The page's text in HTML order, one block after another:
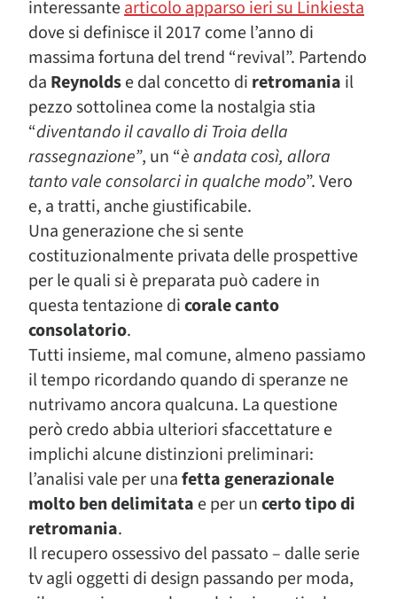
interessantearticolo apparso ieri su Linkiesta
dove si definisce il 2017 come l’anno di
massima fortuna del trend “revival”. Partendo
da Reynoldse dal concetto di retromania il
pezzo sottolinea come la nostalgia stia
“diventando il cavallo di Troia della
rassegnazione”, un “è andata così, allora
tanto vale consolarci in qualche modo”. Vero
e, a tratti, anche giustificabile.
Una generazione che si sente
costituzionalmente privata delle prospettive
per le quali si è preparata può cadere in
questa tentazione dicorale canto
consolatorio.
Tutti insieme, mal comune, almeno passiamo
il tempo ricordando quando di speranze ne
nutrivamo ancora qualcuna. La questione
però credo abbia ulteriori sfaccettature e
implichi alcune distinzioni preliminari:
l’analisi vale per unafetta generazionale
molto ben delimitata e per uncerto tipo di
retromania.
Il recupero ossessivo del passato – dalle serie
tv agli oggetti di design passando per moda,